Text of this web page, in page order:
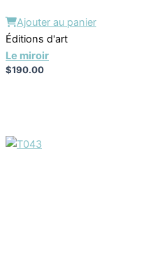
Ajouter au panier
Éditions d'art
Le miroir
$190.00